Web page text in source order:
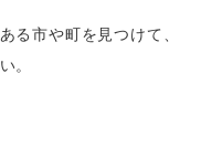
る市や町を見つけて、
。